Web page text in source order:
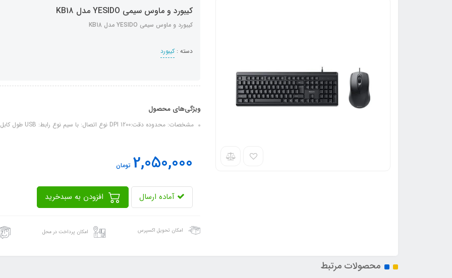
کیبورد و ماوس سیمی YESIDO مدل KB18
کیبورد و ماوس سیمی YESIDO مدل KB18
دسته :کیبورد
ویژگی‌های محصول
مشخصات: محدوده دقت:1200 DPI نوع اتصال: با سیم نوع رابط: USB طول کابل: 1.5 متر قابل اتصال به کامپیوتر و تبلت
2,050,000 تومان
آماده ارسال
امکان تحویل اکسپرس امکان پرداخت در محل
محصولات مرتبط